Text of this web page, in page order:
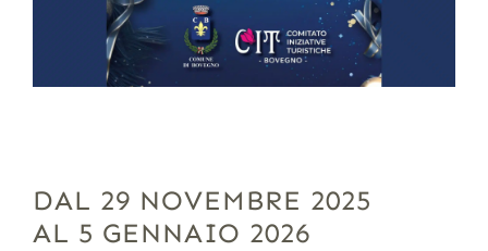
DAL 29 NOVEMBRE 2025
AL 5 GENNAIO 2026